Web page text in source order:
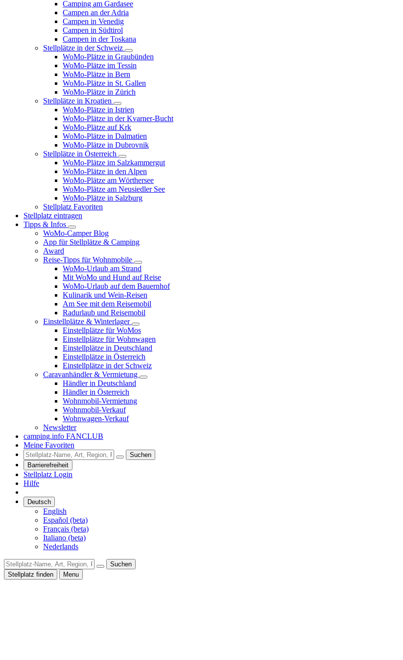
Camping am Gardasee
Campen an der Adria
Campen in Venedig
Campen in Südtirol
Campen in der Toskana
Stellplätze in der Schweiz
WoMo-Plätze in Graubünden
WoMo-Plätze im Tessin
WoMo-Plätze in Bern
WoMo-Plätze in St. Gallen
WoMo-Plätze in Zürich
Stellplätze in Kroatien
WoMo-Plätze in Istrien
WoMo-Plätze in der Kvarner-Bucht
WoMo-Plätze auf Krk
WoMo-Plätze in Dalmatien
WoMo-Plätze in Dubrovnik
Stellplätze in Österreich
WoMo-Plätze im Salzkammergut
WoMo-Plätze in den Alpen
WoMo-Plätze am Wörthersee
WoMo-Plätze am Neusiedler See
WoMo-Plätze in Salzburg
Stellplatz Favoriten
Stellplatz eintragen
Tipps & Infos
WoMo-Camper Blog
App für Stellplätze & Camping
Award
Reise-Tipps für Wohnmobile
WoMo-Urlaub am Strand
Mit WoMo und Hund auf Reise
WoMo-Urlaub auf dem Bauernhof
Kulinarik und Wein-Reisen
Am See mit dem Reisemobil
Radurlaub und Reisemobil
Einstellplätze & Winterlager
Einstellplätze für WoMos
Einstellplätze für Wohnwagen
Einstellplätze in Deutschland
Einstellplätze in Österreich
Einstellplätze in der Schweiz
Caravanhändler & Vermietung
Händler in Deutschland
Händler in Österreich
Wohnmobil-Vermietung
Wohnmobil-Verkauf
Wohnwagen-Verkauf
Newsletter
camping.info FANCLUB
Meine Favoriten
Suchen
Barrierefreiheit
Stellplatz Login
Hilfe
Deutsch
English
Español (beta)
Français (beta)
Italiano (beta)
Nederlands
Suchen
Stellplatz finden
Menu